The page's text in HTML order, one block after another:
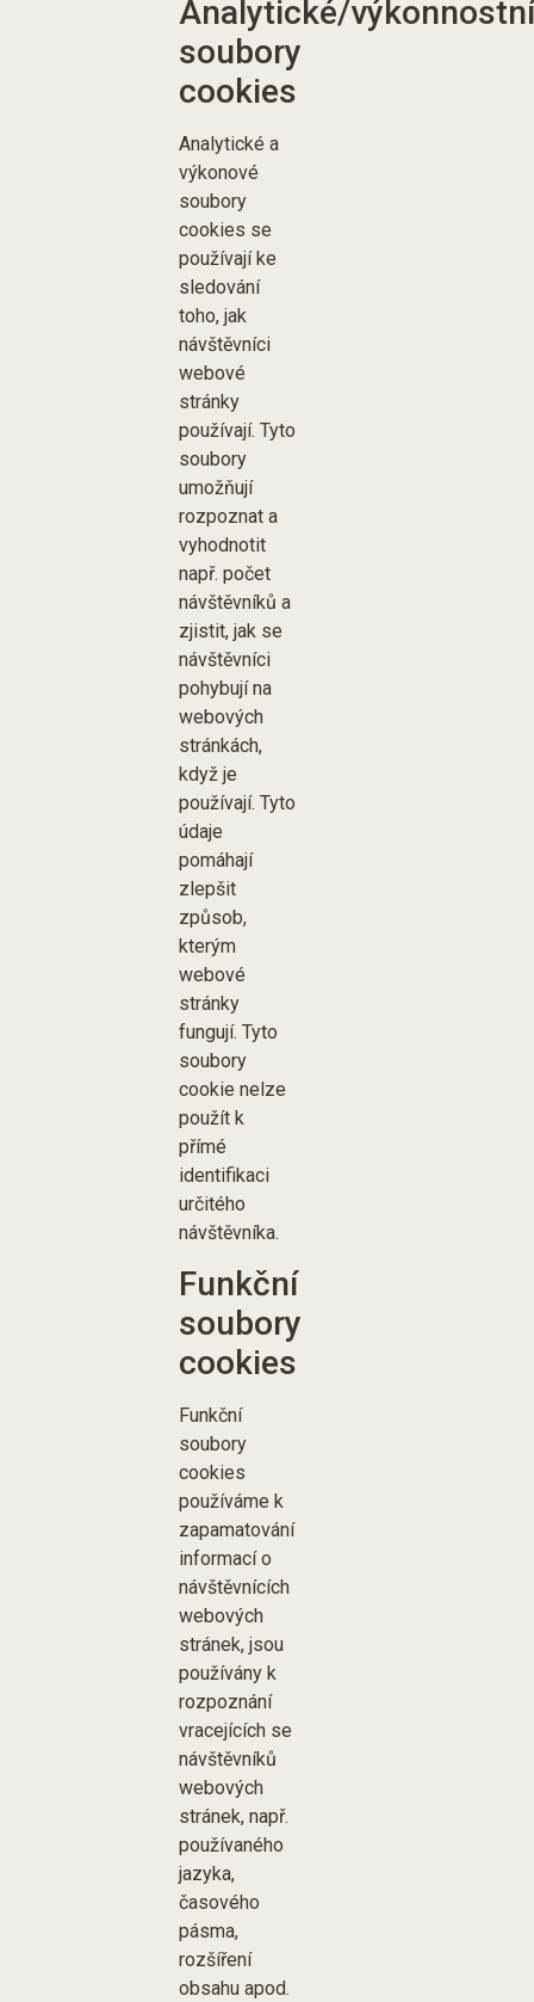
Analytické/výkonnostní
soubory
cookies
Analytické a
výkonové
soubory
cookies se
používají ke
sledování
toho, jak
návštěvníci
webové
stránky
používají. Tyto
soubory
umožňují
rozpoznat a
vyhodnotit
např. počet
návštěvníků a
zjistit, jak se
návštěvníci
pohybují na
webových
stránkách,
když je
používají. Tyto
údaje
pomáhají
zlepšit
způsob,
kterým
webové
stránky
fungují. Tyto
soubory
cookie nelze
použít k
přímé
identifikaci
určitého
návštěvníka.
Funkční
soubory
cookies
Funkční
soubory
cookies
používáme k
zapamatování
informací o
návštěvnících
webových
stránek, jsou
používány k
rozpoznání
vracejících se
návštěvníků
webových
stránek, např.
používaného
jazyka,
časového
pásma,
rozšíření
obsahu apod.